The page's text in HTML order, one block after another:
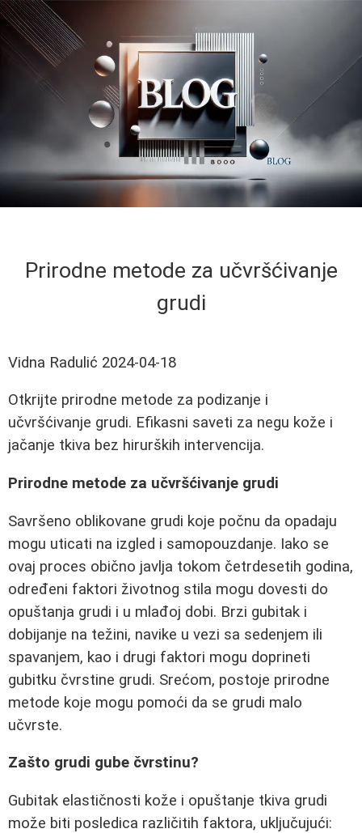
Prirodne metode za učvršćivanje
grudi
Vidna Radulić 2024-04-18
Otkrijte prirodne metode za podizanje i
učvršćivanje grudi. Efikasni saveti za negu kože i
jačanje tkiva bez hirurških intervencija.
Prirodne metode za učvršćivanje grudi
Savršeno oblikovane grudi koje počnu da opadaju
mogu uticati na izgled i samopouzdanje. Iako se
ovaj proces obično javlja tokom četrdesetih godina,
određeni faktori životnog stila mogu dovesti do
opuštanja grudi i u mlađoj dobi. Brzi gubitak i
dobijanje na težini, navike u vezi sa sedenjem ili
spavanjem, kao i drugi faktori mogu doprineti
gubitku čvrstine grudi. Srećom, postoje prirodne
metode koje mogu pomoći da se grudi malo
učvrste.
Zašto grudi gube čvrstinu?
Gubitak elastičnosti kože i opuštanje tkiva grudi
može biti posledica različitih faktora, uključujući: